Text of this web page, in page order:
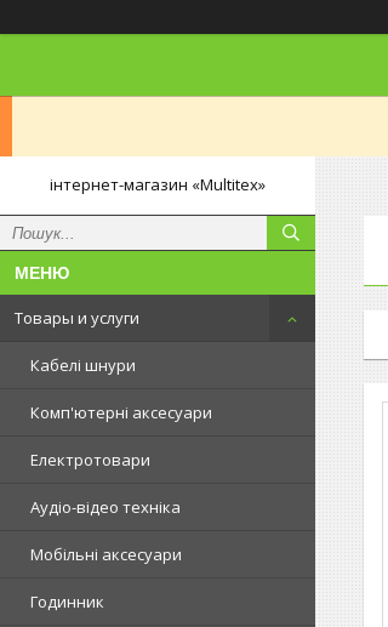
інтернет-магазин «Multitex»
Товары и услуги
Кабелі шнури
Комп'ютерні аксесуари
Електротовари
Аудіо-відео техніка
Мобільні аксесуари
Годинник